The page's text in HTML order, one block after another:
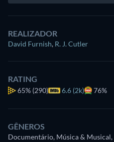
REALIZADOR
David Furnish, R. J. Cutler
RATING
65% (290) 6.6 (2k) 76%
GÊNEROS
Documentário, Música & Musical,